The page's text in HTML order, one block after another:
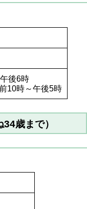
後6時
10時～午後5時
歳まで）